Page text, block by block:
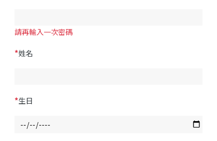
請再輸入一次密碼
*姓名
*生日